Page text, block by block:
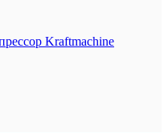
Kraftmaсhine